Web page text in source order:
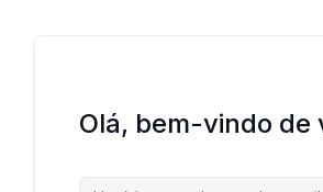
Olá, bem-vindo de